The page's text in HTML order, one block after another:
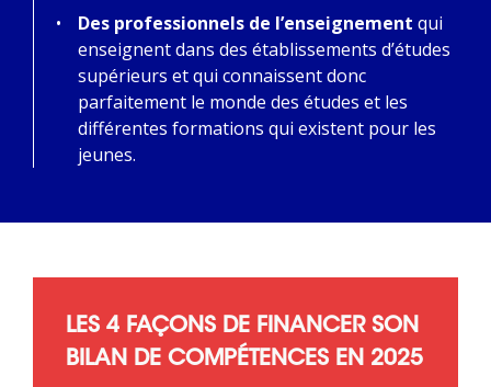
Des professionnels de l’enseignement qui
enseignent dans des établissements d’études
supérieurs et qui connaissent donc
parfaitement le monde des études et les
différentes formations qui existent pour les
jeunes.
LES 4 FAÇONS DE FINANCER SON
BILAN DE COMPÉTENCES EN 2025